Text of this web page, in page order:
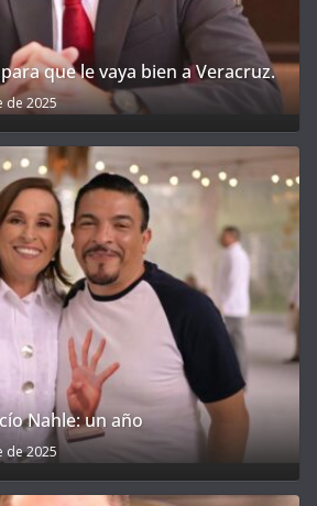
que le vaya bien a Veracruz.
de 2025
Nahle: un año
de 2025